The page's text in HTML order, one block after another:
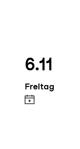
6.11
Freitag